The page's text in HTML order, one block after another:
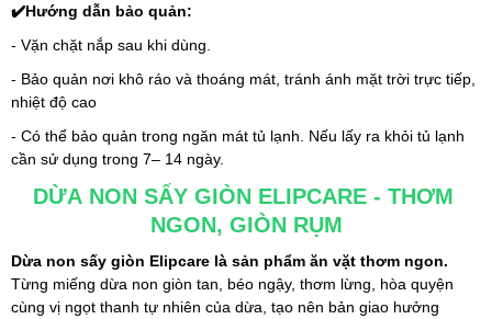
✔️Hướng dẫn bảo quản:
- Vặn chặt nắp sau khi dùng.
- Bảo quản nơi khô ráo và thoáng mát, tránh ánh mặt trời trực tiếp,
nhiệt độ cao
- Có thể bảo quản trong ngăn mát tủ lạnh. Nếu lấy ra khỏi tủ lạnh
cần sử dụng trong 7– 14 ngày.
DỪA NON SẤY GIÒN ELIPCARE - THƠM
NGON, GIÒN RỤM
Từng miếng dừa non giòn tan, béo ngậy, thơm lừng, hòa quyện
cùng vị ngọt thanh tự nhiên của dừa, tạo nên bản giao hưởng